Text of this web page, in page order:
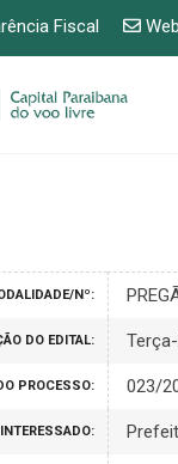
Fiscal
Nº:
DO EDITAL:
PROCESSO: 023/